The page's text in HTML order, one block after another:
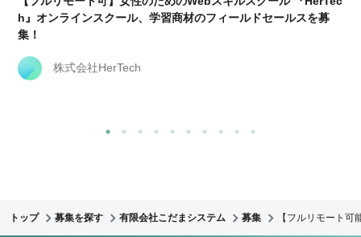
h』オンラインスクール、学習商材のフィールドセールスを募
集！
株式会社HerTech
トップ 募集を探す 有限会社こだまシステム 募集 【フルリモート